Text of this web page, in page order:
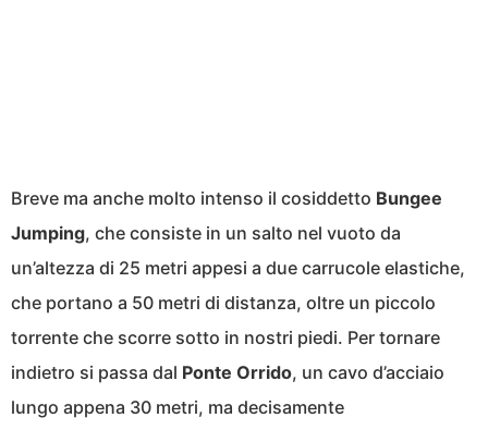
Breve ma anche molto intenso il cosiddetto Bungee
Jumping, che consiste in un salto nel vuoto da
un’altezza di 25 metri appesi a due carrucole elastiche,
che portano a 50 metri di distanza, oltre un piccolo
torrente che scorre sotto in nostri piedi. Per tornare
indietro si passa dal Ponte Orrido, un cavo d’acciaio
lungo appena 30 metri, ma decisamente